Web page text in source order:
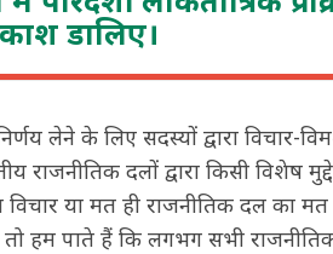
डालिए।
लेने के लिए सदस्यों द्वारा विचार-
राजनीतिक दलों द्वारा किसी विशेष
या मत ही राजनीतिक दल का मत
तो हम पाते हैं कि लगभग सभी